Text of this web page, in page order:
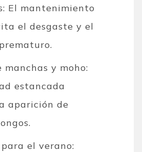
El mantenimiento
el desgaste y el
manchas y moho:
estancada
aparición de
el verano: